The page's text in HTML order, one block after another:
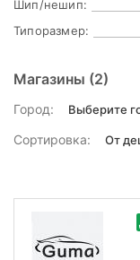
Шип/нешип:
Типоразмер:
Магазины (2)
Город:
Сортировка: